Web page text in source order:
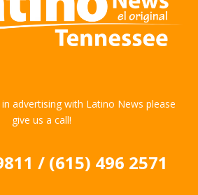
advertising with Latino News please
give us a call!
/ (615) 496 2571